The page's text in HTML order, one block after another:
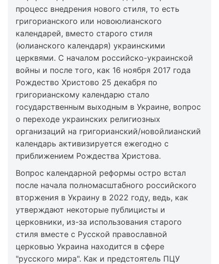
процесс внедрения нового стиля, то есть
григорианского или новоюлианского
календарей, вместо старого стиля
(юлианского календаря) украинскими
церквями. С началом российско-украинской
войны и после того, как 16 ноября 2017 года
Рождество Христово 25 декабря по
григорианскому календарю стало
государственным выходным в Украине, вопрос
о переходе украинских религиозных
организаций на григорианский/новойлианский
календарь активизируется ежегодно с
приближением Рождества Христова.
Вопрос календарной реформы остро встал
после начала полномасштабного российского
вторжения в Украину в 2022 году, ведь, как
утверждают некоторые публицисты и
церковники, из-за использования старого
стиля вместе с Русской православной
церковью Украина находится в сфере
"русского мира". Как и предстоятель ПЦУ